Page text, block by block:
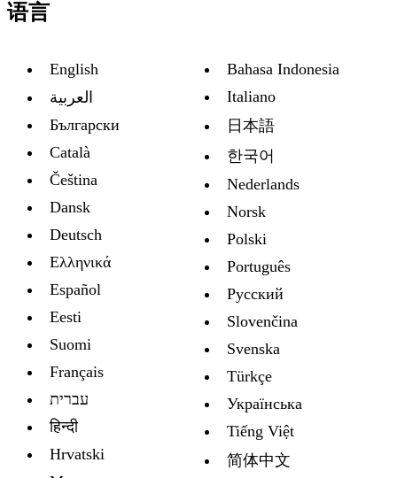
语言
English
العربية
Български
Català
Čeština
Dansk
Deutsch
Ελληνικά
Español
Eesti
Suomi
Français
עברית
हिन्दी
Hrvatski
Bahasa Indonesia
Italiano
日本語
한국어
Nederlands
Norsk
Polski
Português
Русский
Slovenčina
Svenska
Türkçe
Украïнська
Tiếng Việt
简体中文